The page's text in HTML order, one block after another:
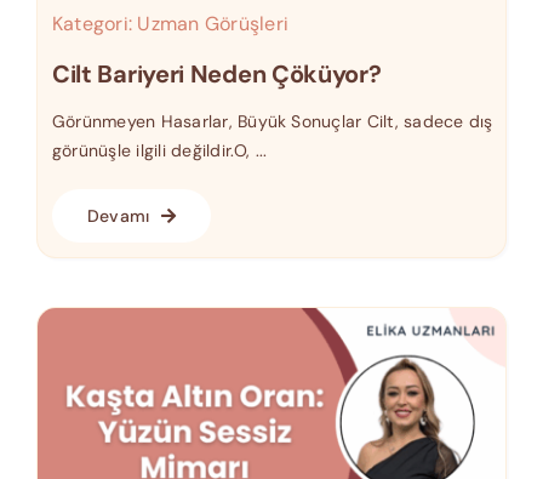
Kategori: Uzman Görüşleri
Cilt Bariyeri Neden Çöküyor?
Görünmeyen Hasarlar, Büyük Sonuçlar Cilt, sadece dış
görünüşle ilgili değildir.O, ...
Devamı